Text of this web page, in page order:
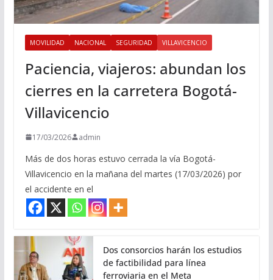
MOVILIDAD NACIONAL SEGURIDAD VILLAVICENCIO
Paciencia, viajeros: abundan los
cierres en la carretera Bogotá-
Villavicencio
17/03/2026 admin
Más de dos horas estuvo cerrada la vía Bogotá-
Villavicencio en la mañana del martes (17/03/2026) por
el accidente en el
Dos consorcios harán los estudios
de factibilidad para línea
ferroviaria en el Meta